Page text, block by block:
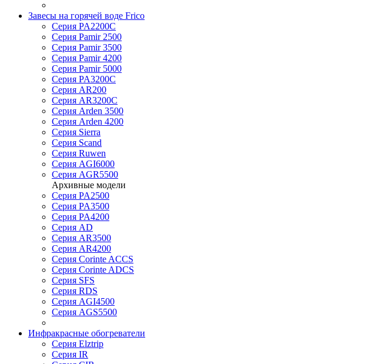
Завесы на горячей воде Frico
Серия PA2200C
Серия Pamir 2500
Серия Pamir 3500
Серия Pamir 4200
Серия Pamir 5000
Серия PA3200C
Серия AR200
Серия AR3200C
Серия Arden 3500
Серия Arden 4200
Серия Sierra
Серия Scand
Серия Ruwen
Серия AGI6000
Серия AGR5500
Архивные модели
Серия PA2500
Серия PA3500
Серия PA4200
Серия AD
Серия AR3500
Серия AR4200
Серия Corinte ACCS
Серия Corinte ADCS
Серия SFS
Серия RDS
Серия AGI4500
Серия AGS5500
Инфракрасные обогреватели
Серия Elztrip
Серия IR